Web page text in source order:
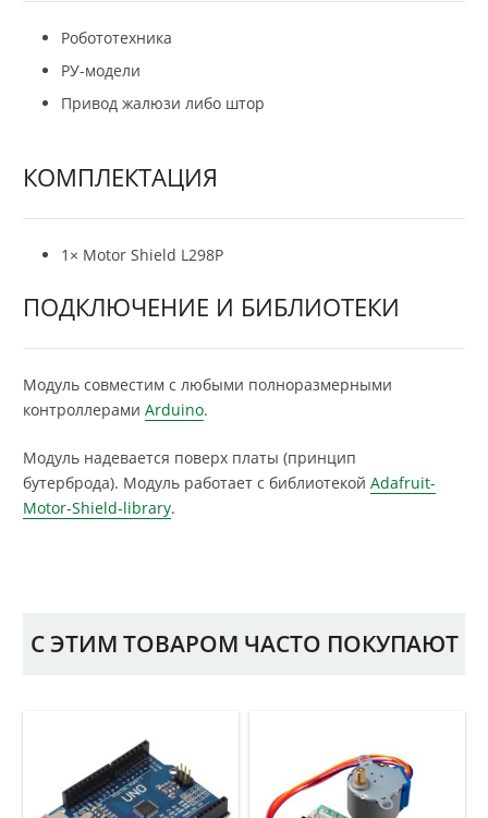
Робототехника
РУ-модели
Привод жалюзи либо штор
КОМПЛЕКТАЦИЯ
1× Motor Shield L298P
ПОДКЛЮЧЕНИЕ И БИБЛИОТЕКИ
Модуль совместим с любыми полноразмерными
контроллерами Arduino.
Модуль надевается поверх платы (принцип
бутерброда). Модуль работает с библиотекой Adafruit-
Motor-Shield-library.
С ЭТИМ ТОВАРОМ ЧАСТО ПОКУПАЮТ